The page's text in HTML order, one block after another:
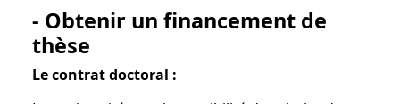
- Obtenir un financement de
thèse
Le contrat doctoral :